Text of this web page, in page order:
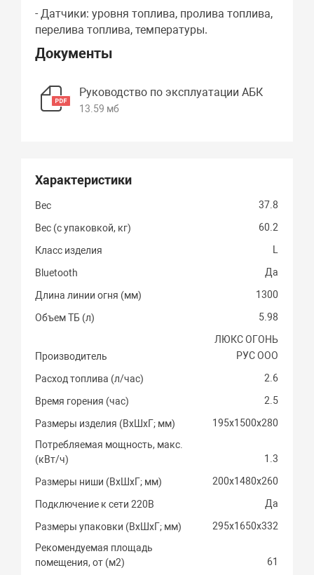
- Датчики: уровня топлива, пролива топлива,
перелива топлива, температуры.
Документы
Руководство по эксплуатации АБК
13.59 мб
Характеристики
Вес 37.8
Вес (с упаковкой, кг) 60.2
Класс изделия L
Bluetooth Да
Длина линии огня (мм) 1300
Объем ТБ (л) 5.98
Производитель
ЛЮКС ОГОНЬ
РУС ООО
Расход топлива (л/час) 2.6
Время горения (час) 2.5
Размеры изделия (ВхШхГ; мм)
195х1500х280
Потребляемая мощность, макс.
(кВт/ч)
1.3
Размеры ниши (ВхШхГ; мм) 200х1480х260
Подключение к сети 220В Да
Размеры упаковки (ВхШхГ; мм)
295х1650х332
Рекомендуемая площадь
помещения, от (м2)
61